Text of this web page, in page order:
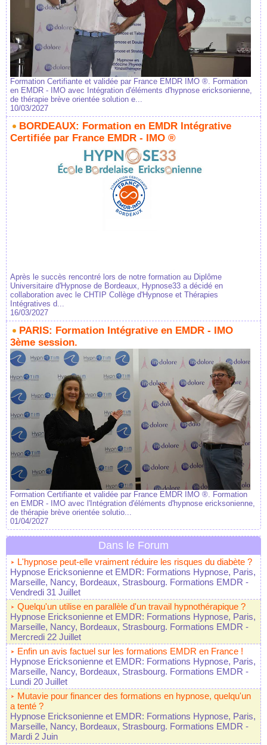
Formation Certifiante et validée par France EMDR IMO ®. Formation
en EMDR - IMO avec Intégration d'éléments d'hypnose ericksonienne,
de thérapie brève orientée solution e...
10/03/2027
BORDEAUX: Formation en EMDR Intégrative
Certifiée par France EMDR - IMO ®
Après le succès rencontré lors de notre formation au Diplôme
Universitaire d'Hypnose de Bordeaux, Hypnose33 a décidé en
collaboration avec le CHTIP Collège d'Hypnose et Thérapies
Intégratives d...
16/03/2027
PARIS: Formation Intégrative en EMDR - IMO
3ème session.
Formation Certifiante et validée par France EMDR IMO ®. Formation
en EMDR - IMO avec l'Intégration d'éléments d'hypnose ericksonienne,
de thérapie brève orientée solutio...
01/04/2027
Dans le Forum
L'hypnose peut-elle vraiment réduire les risques du diabète ?
Hypnose Ericksonienne et EMDR: Formations Hypnose, Paris,
Marseille, Nancy, Bordeaux, Strasbourg. Formations EMDR -
Vendredi 31 Juillet
Quelqu'un utilise en parallèle d'un travail hypnothérapique ?
Hypnose Ericksonienne et EMDR: Formations Hypnose, Paris,
Marseille, Nancy, Bordeaux, Strasbourg. Formations EMDR -
Mercredi 22 Juillet
Enfin un avis factuel sur les formations EMDR en France !
Hypnose Ericksonienne et EMDR: Formations Hypnose, Paris,
Marseille, Nancy, Bordeaux, Strasbourg. Formations EMDR -
Lundi 20 Juillet
Mutavie pour financer des formations en hypnose, quelqu'un
a tenté ?
Hypnose Ericksonienne et EMDR: Formations Hypnose, Paris,
Marseille, Nancy, Bordeaux, Strasbourg. Formations EMDR -
Mardi 2 Juin